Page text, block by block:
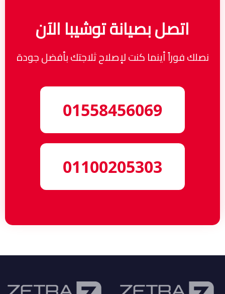
اتصل بصيانة توشيبا الآن
نصلك فوراً أينما كنت لإصلاح ثلاجتك بأفضل جودة
01558456069
01100205303